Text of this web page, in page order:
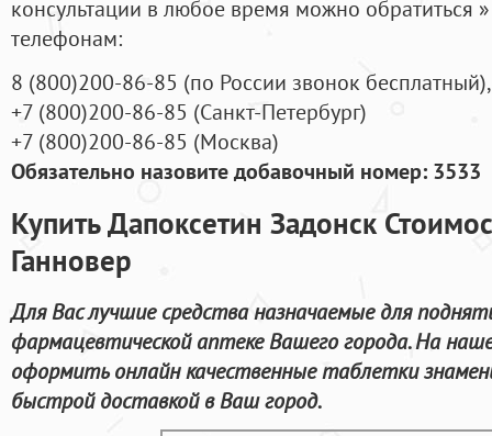
консультации в любое время можно обратиться
телефонам:
8 (800)200-86-85 (по России звонок бесплатный),
+7 (800)200-86-85 (Санкт-Петербург)
+7 (800)200-86-85 (Москва)
Обязательно назовите добавочный номер: 3533
Купить Дапоксетин Задонск
Ганновер
Для Вас лучшие средства назначаемые для
фармацевтической аптеке Вашего города. На
оформить онлайн качественные таблетки
быстрой доставкой в Ваш город.